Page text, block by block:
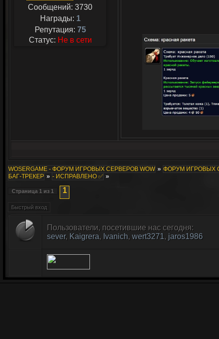
Сообщений: 3730
Награды: 1
Репутация: 75
Статус: Не в сети
WOSERGAME - ФОРУМ ИГРОВЫХ СЕРВЕРОВ WOW » ФОРУМ ИГРОВЫХ
БАГ-ТРЕКЕР » - ИСПРАВЛЕНО ✅ »
Страница 1 из 1 1
Пользователи, посетившие нас сегодня:
sever, Kaigrera, Ivanich, wert3271, jaros1986